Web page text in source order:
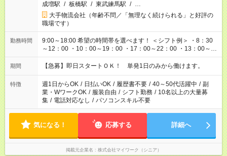
成増駅 / 板橋駅 / 東武練馬駅 / …
大手物流会社（年齢不問／「無理なく続けられる」と好評の
職場です）
勤務時間
9:00～18:00 希望の時間帯を選べます！ ＜シフト例＞ ・8：30
～12：00 ・10：00～19：00 ・17：00～22：00 ・13：00～
22：00 ・22：00～翌6：00 など
期間 【急募】即日スタートＯＫ！ 単発1日のみから働けます。
特徴 週1日からOK / 日払いOK / 履歴書不要 / 40～50代活躍中 / 副
業・WワークOK / 服装自由 / シフト勤務 / 10名以上の大量募
集 / 電話対応なし / パソコンスキル不要
気になる！ 応募する 詳細へ
掲載元企業名 株式会社マイワーク（シニア）